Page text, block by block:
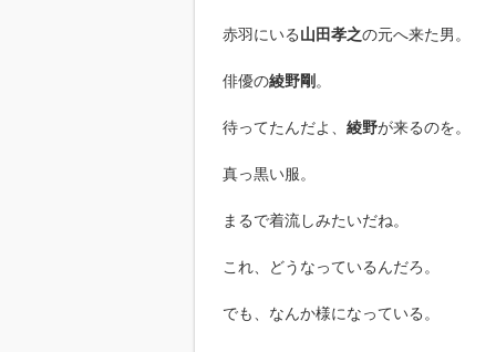
赤羽にいる山田孝之の元へ来た男。
俳優の綾野剛 。
待ってたんだよ、 綾野が来るのを。
真っ黒い服。
まるで着流しみたいだね。
これ、どうなっているんだろ。
でも、なんか様になっている。